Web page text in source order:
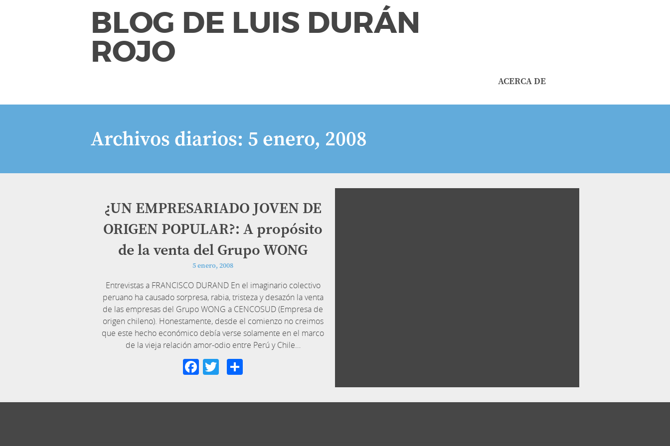
BLOG DE LUIS DURÁN
ROJO
ACERCA DE
Archivos diarios: 5 enero, 2008
¿UN EMPRESARIADO JOVEN DE
ORIGEN POPULAR?: A propósito
de la venta del Grupo WONG
5 enero, 2008
Entrevistas a FRANCISCO DURAND En el imaginario colectivo
peruano ha causado sorpresa, rabia, tristeza y desazón la venta
de las empresas del Grupo WONG a CENCOSUD (Empresa de
origen chileno). Honestamente, desde el comienzo no creimos
que este hecho económico debía verse solamente en el marco
de la vieja relación amor-odio entre Perú y Chile…
Facebook
Twitter